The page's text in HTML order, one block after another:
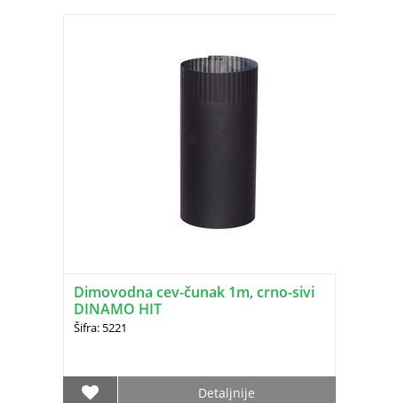
Dimovodna cev-čunak 1m, crno-sivi
DINAMO HIT
Šifra: 5221
Detaljnije